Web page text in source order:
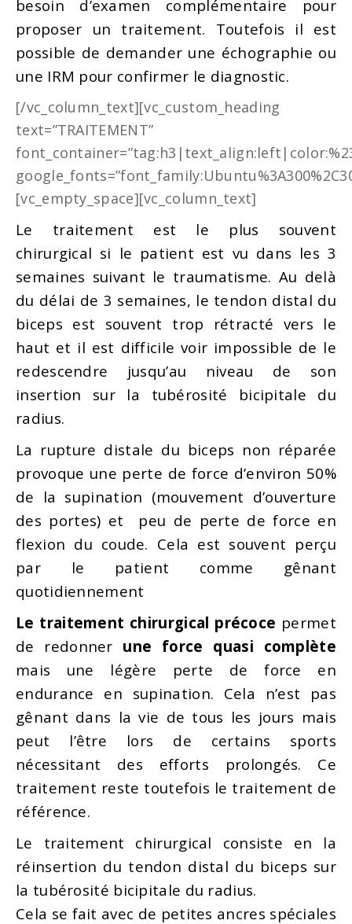
besoin d’examen complémentaire pour
proposer un traitement. Toutefois il est
possible de demander une échographie ou
une IRM pour confirmer le diagnostic.
[/vc_column_text][vc_custom_heading
text=”TRAITEMENT”
[vc_empty_space][vc_column_text]
Le traitement est le plus souvent
chirurgical si le patient est vu dans les 3
semaines suivant le traumatisme. Au delà
du délai de 3 semaines, le tendon distal du
biceps est souvent trop rétracté vers le
haut et il est difficile voir impossible de le
redescendre jusqu’au niveau de son
insertion sur la tubérosité bicipitale du
radius.
La rupture distale du biceps non réparée
provoque une perte de force d’environ 50%
de la supination (mouvement d’ouverture
des portes) et peu de perte de force en
flexion du coude. Cela est souvent perçu
par le patient comme gênant
quotidiennement
Le traitement chirurgical précoce permet
de redonner une force quasi complète
mais une légère perte de force en
endurance en supination. Cela n’est pas
gênant dans la vie de tous les jours mais
peut l’être lors de certains sports
nécessitant des efforts prolongés. Ce
traitement reste toutefois le traitement de
référence.
Le traitement chirurgical consiste en la
réinsertion du tendon distal du biceps sur
la tubérosité bicipitale du radius.
Cela se fait avec de petites ancres spéciales